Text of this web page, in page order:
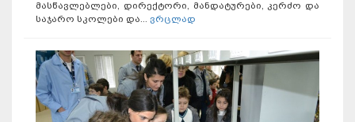
მასწავლებლები, დირექტორი, მანდატურები, კერძო და
საჯარო სკოლები და... ვრცლად